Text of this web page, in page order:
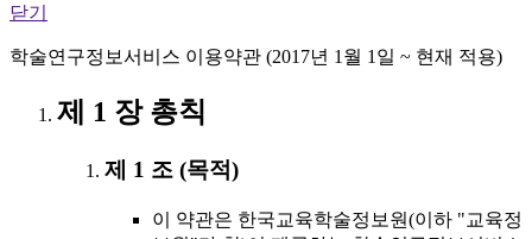
닫기
학술연구정보서비스 이용약관 (2017년 1월 1일 ~ 현재 적용)
제 1 장 총칙
제 1 조 (목적)
이 약관은 한국교육학술정보원(이하 "교육정